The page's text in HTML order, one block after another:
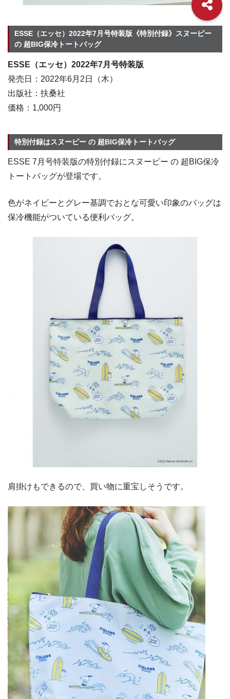
ESSE（エッセ）2022年7月号特装版《特別付録》スヌーピー
の 超BIG保冷トートバッグ
ESSE（エッセ）2022年7月号特装版
発売日：2022年6月2日（木）
出版社：扶桑社
価格：1,000円
特別付録はスヌーピー の 超BIG保冷トートバッグ
ESSE 7月号特装版の特別付録にスヌーピー の 超BIG保冷
トートバッグが登場です。
色がネイビーとグレー基調でおとな可愛い印象のバッグは
保冷機能がついている便利バッグ。
肩掛けもできるので、買い物に重宝しそうです。